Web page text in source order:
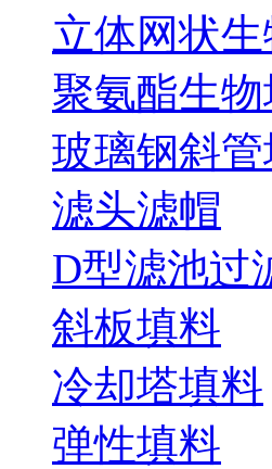
立体网状
聚氨酯生
玻璃钢斜
滤头滤帽
D型滤池过
斜板填料
冷却塔填料
弹性填料